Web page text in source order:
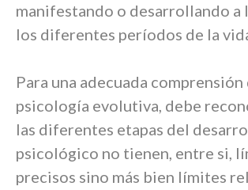
manifestando o desarrollando a
los diferentes períodos de la
Para una adecuada comprensión
psicología evolutiva, debe
las diferentes etapas del
psicológico no tienen, entre si,
precisos sino más bien límites